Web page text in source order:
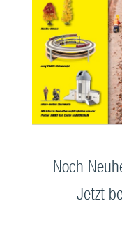
Noch
Jetzt